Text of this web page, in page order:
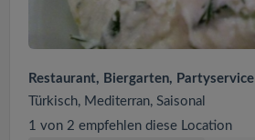
Restaurant, Biergarten, Partyservice
Türkisch, Mediterran, Saisonal
1 von 2 empfehlen diese Location